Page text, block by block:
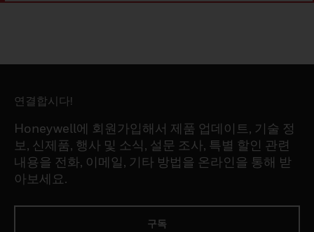
연결합시다!
Honeywell에 회원가입해서 제품 업데이트, 기술 정
보, 신제품, 행사 및 소식, 설문 조사, 특별 할인 관련
내용을 전화, 이메일, 기타 방법을 온라인을 통해 받
아보세요.
구독